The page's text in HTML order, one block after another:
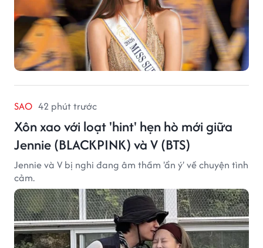
SAO 42 phút trước
Xôn xao với loạt 'hint' hẹn hò mới giữa
Jennie (BLACKPINK) và V (BTS)
Jennie và V bị nghi đang âm thầm 'ẩn ý' về chuyện tình
cảm.